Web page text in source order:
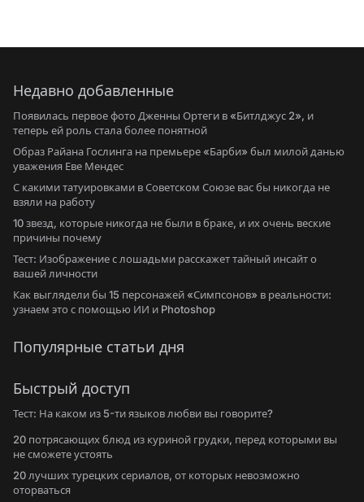
Недавно добавленные
Появилась первое фото Дженны Ортеги в «Битлджус 2», и
теперь ей роль стала более понятной
Образ Райана Гослинга на премьере «Барби» был милой данью
уважения Еве Мендес
С какими татуировками в Советском Союзе вас бы никогда не
взяли на работу
10 звезд, которые никогда не были в браке, и их очень веские
причины почему
Тест: Изображение с лошадьми расскажет тайный инсайт о
вашей личности
Как выглядели бы 15 персонажей «Симпсонов» в реальности:
узнаем это с помощью ИИ и Photoshop
Популярные статьи дня
Быстрый доступ
Тест: На каком из 5-ти языков любви вы говорите?
20 потрясающих блюд из куриной грудки, перед которыми вы
не сможете устоять
20 лучших турецких сериалов, от которых невозможно
оторваться